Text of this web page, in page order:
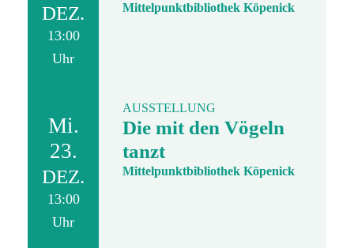
DEZ.
13:00
Uhr
Mittelpunktbibliothek Köpenick
Mi.
23.
DEZ.
13:00
Uhr
AUSSTELLUNG
Die mit den Vögeln
tanzt
Mittelpunktbibliothek Köpenick